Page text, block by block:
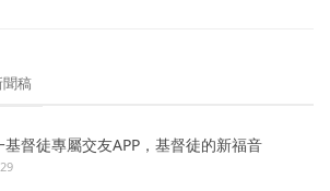
稿
基督徒專屬交友APP，基督徒的新福音